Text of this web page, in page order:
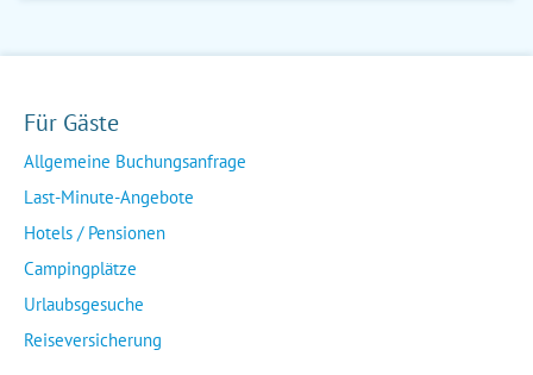
Für Gäste
Allgemeine Buchungsanfrage
Last-Minute-Angebote
Hotels / Pensionen
Campingplätze
Urlaubsgesuche
Reiseversicherung